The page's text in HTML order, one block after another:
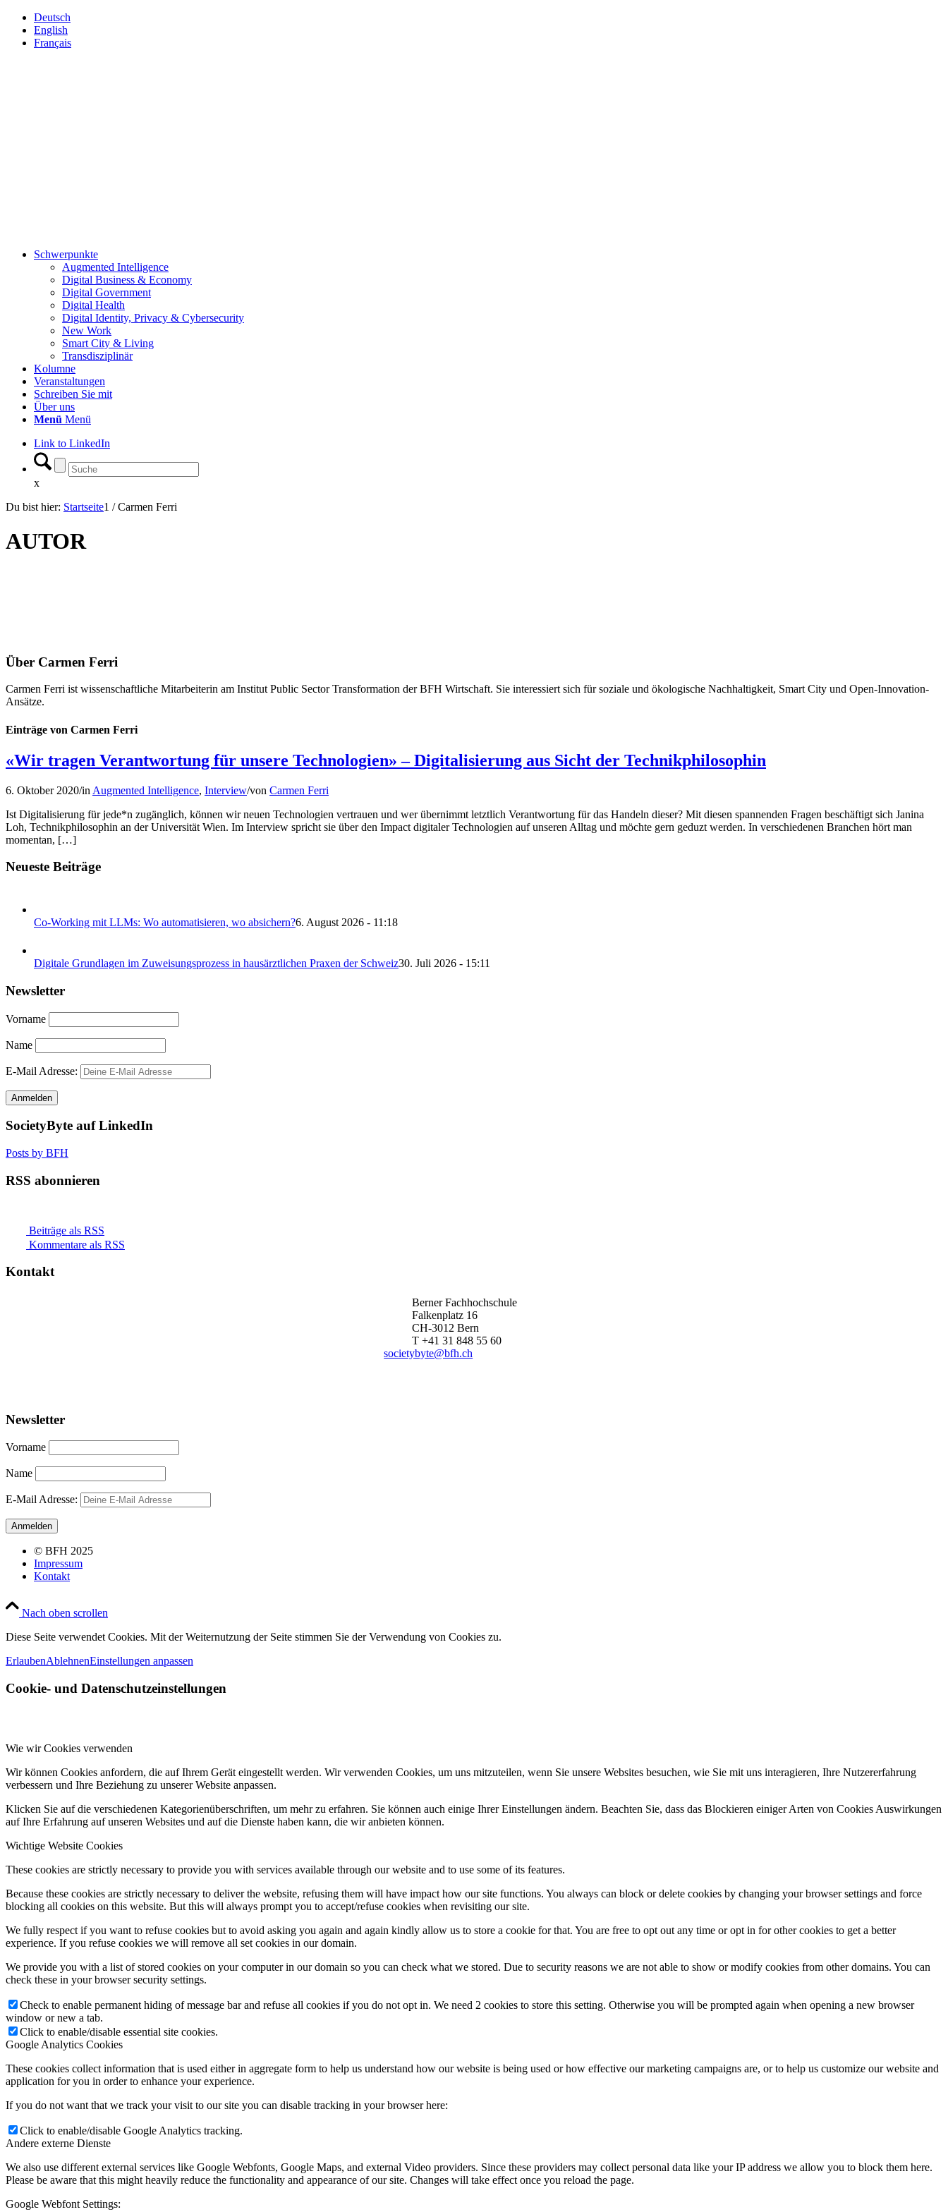
Deutsch
English
Français
Schwerpunkte
Augmented Intelligence
Digital Business & Economy
Digital Government
Digital Health
Digital Identity, Privacy & Cybersecurity
New Work
Smart City & Living
Transdisziplinär
Kolumne
Veranstaltungen
Schreiben Sie mit
Über uns
Menü Menü
Link to LinkedIn
x
Du bist hier: Startseite1 / Carmen Ferri
AUTOR
Über Carmen Ferri
Carmen Ferri ist wissenschaftliche Mitarbeiterin am Institut Public Sector Transformation der BFH Wirtschaft. Sie interessiert sich für soziale und ökologische Nachhaltigkeit, Smart City und Open-Innovation-
Ansätze.
Einträge von Carmen Ferri
«Wir tragen Verantwortung für unsere Technologien» – Digitalisierung aus Sicht der Technikphilosophin
6. Oktober 2020/in Augmented Intelligence, Interview/von Carmen Ferri
Ist Digitalisierung für jede*n zugänglich, können wir neuen Technologien vertrauen und wer übernimmt letztlich Verantwortung für das Handeln dieser? Mit diesen spannenden Fragen beschäftigt sich Janina
Loh, Technikphilosophin an der Universität Wien. Im Interview spricht sie über den Impact digitaler Technologien auf unseren Alltag und möchte gern geduzt werden. In verschiedenen Branchen hört man
momentan, […]
Neueste Beiträge
Co-Working mit LLMs: Wo automatisieren, wo absichern?6. August 2026 - 11:18
Digitale Grundlagen im Zuweisungsprozess in hausärztlichen Praxen der Schweiz30. Juli 2026 - 15:11
Newsletter
Vorname
Name
E-Mail Adresse:
SocietyByte auf LinkedIn
Posts by BFH
RSS abonnieren
Beiträge als RSS
Kommentare als RSS
Kontakt
Berner Fachhochschule
Falkenplatz 16
CH-3012 Bern
T +41 31 848 55 60
societybyte@bfh.ch
Newsletter
Vorname
Name
E-Mail Adresse:
© BFH 2025
Impressum
Kontakt
Nach oben scrollen
Diese Seite verwendet Cookies. Mit der Weiternutzung der Seite stimmen Sie der Verwendung von Cookies zu.
ErlaubenAblehnenEinstellungen anpassen
Cookie- und Datenschutzeinstellungen
Wie wir Cookies verwenden
Wir können Cookies anfordern, die auf Ihrem Gerät eingestellt werden. Wir verwenden Cookies, um uns mitzuteilen, wenn Sie unsere Websites besuchen, wie Sie mit uns interagieren, Ihre Nutzererfahrung
verbessern und Ihre Beziehung zu unserer Website anpassen.
Klicken Sie auf die verschiedenen Kategorienüberschriften, um mehr zu erfahren. Sie können auch einige Ihrer Einstellungen ändern. Beachten Sie, dass das Blockieren einiger Arten von Cookies Auswirkungen
auf Ihre Erfahrung auf unseren Websites und auf die Dienste haben kann, die wir anbieten können.
Wichtige Website Cookies
These cookies are strictly necessary to provide you with services available through our website and to use some of its features.
Because these cookies are strictly necessary to deliver the website, refusing them will have impact how our site functions. You always can block or delete cookies by changing your browser settings and force
blocking all cookies on this website. But this will always prompt you to accept/refuse cookies when revisiting our site.
We fully respect if you want to refuse cookies but to avoid asking you again and again kindly allow us to store a cookie for that. You are free to opt out any time or opt in for other cookies to get a better
experience. If you refuse cookies we will remove all set cookies in our domain.
We provide you with a list of stored cookies on your computer in our domain so you can check what we stored. Due to security reasons we are not able to show or modify cookies from other domains. You can
check these in your browser security settings.
Check to enable permanent hiding of message bar and refuse all cookies if you do not opt in. We need 2 cookies to store this setting. Otherwise you will be prompted again when opening a new browser
window or new a tab.
Click to enable/disable essential site cookies.
Google Analytics Cookies
These cookies collect information that is used either in aggregate form to help us understand how our website is being used or how effective our marketing campaigns are, or to help us customize our website and
application for you in order to enhance your experience.
If you do not want that we track your visit to our site you can disable tracking in your browser here:
Click to enable/disable Google Analytics tracking.
Andere externe Dienste
We also use different external services like Google Webfonts, Google Maps, and external Video providers. Since these providers may collect personal data like your IP address we allow you to block them here.
Please be aware that this might heavily reduce the functionality and appearance of our site. Changes will take effect once you reload the page.
Google Webfont Settings: